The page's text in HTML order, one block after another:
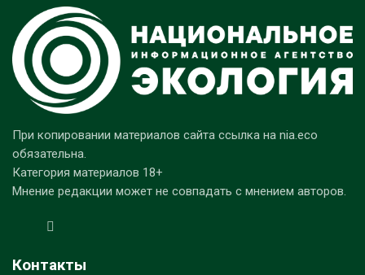
При копировании материалов сайта ссылка на nia.eco
обязательна.
Категория материалов 18+
Мнение редакции может не совпадать с мнением авторов.
Контакты